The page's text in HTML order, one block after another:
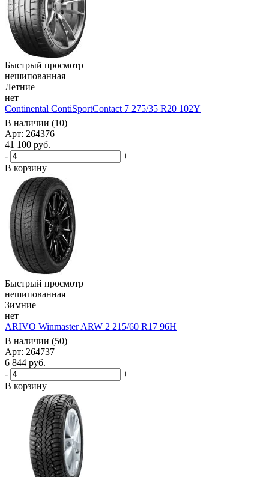
Быстрый просмотр
нешипованная
Летние
нет
Continental ContiSportContact 7 275/35 R20 102Y
В наличии (10)
Арт: 264376
41 100 руб.
-
+
В корзину
Быстрый просмотр
нешипованная
Зимние
нет
ARIVO Winmaster ARW 2 215/60 R17 96H
В наличии (50)
Арт: 264737
6 844 руб.
-
+
В корзину